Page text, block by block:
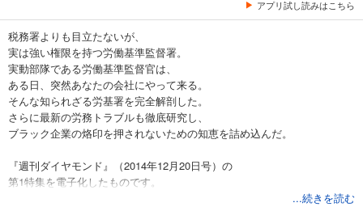
アプリ試し読みはこちら
税務署よりも目立たないが、
実は強い権限を持つ労働基準監督署。
実動部隊である労働基準監督官は、
ある日、突然あなたの会社にやって来る。
そんな知られざる労基署を完全解剖した。
さらに最新の労務トラブルも徹底研究し、
ブラック企業の烙印を押されないための知恵を詰め込んだ。
『週刊ダイヤモンド』（2014年12月20日号）の
第1特集を電子化したものです。
...続きを読む